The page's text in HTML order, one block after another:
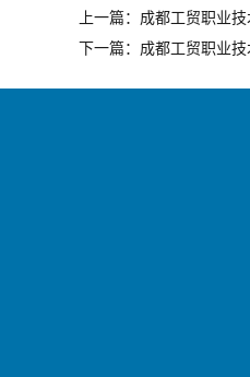
上一篇：成都工贸职业
下一篇：成都工贸职业